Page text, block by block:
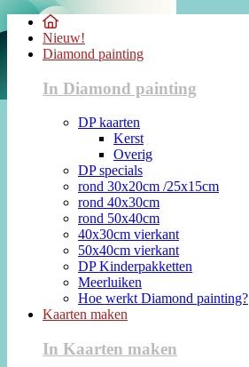
Nieuw!
Diamond painting
In Diamond painting
DP kaarten
Kerst
Overig
DP specials
rond 30x20cm /25x15cm
rond 40x30cm
rond 50x40cm
40x30cm vierkant
50x40cm vierkant
DP Kinderpakketten
Meerluiken
Hoe werkt Diamond painting?
Kaarten maken
In Kaarten maken